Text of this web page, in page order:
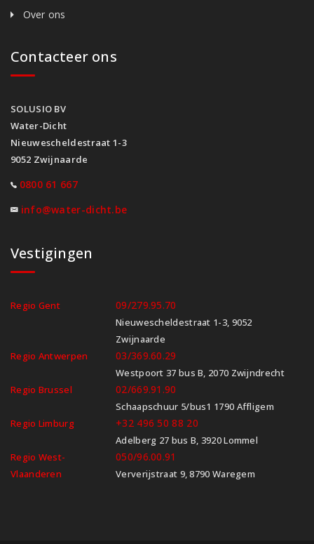
Over ons
Contacteer ons
SOLUSIO BV
Water-Dicht
Nieuwescheldestraat 1-3
9052 Zwijnaarde
0800 61 667
info@water-dicht.be
Vestigingen
Regio Gent 09/279.95.70
Nieuwescheldestraat 1-3, 9052
Zwijnaarde
Regio Antwerpen
03/369.60.29
Westpoort 37 bus B, 2070 Zwijndrecht
Regio Brussel
02/669.91.90
Schaapschuur 5/bus1 1790 Affligem
Regio Limburg
+32 496 50 88 20
Adelberg 27 bus B, 3920 Lommel
Regio West-
Vlaanderen
050/96.00.91
Ververijstraat 9, 8790 Waregem